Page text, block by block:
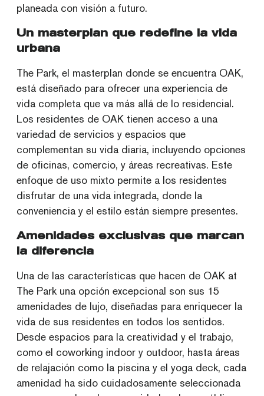
planeada con visión a futuro.
Un masterplan que redefine la vida
urbana
The Park, el masterplan donde se encuentra OAK,
está diseñado para ofrecer una experiencia de
vida completa que va más allá de lo residencial.
Los residentes de OAK tienen acceso a una
variedad de servicios y espacios que
complementan su vida diaria, incluyendo opciones
de oficinas, comercio, y áreas recreativas. Este
enfoque de uso mixto permite a los residentes
disfrutar de una vida integrada, donde la
conveniencia y el estilo están siempre presentes.
Amenidades exclusivas que marcan
la diferencia
Una de las características que hacen de OAK at
The Park una opción excepcional son sus 15
amenidades de lujo, diseñadas para enriquecer la
vida de sus residentes en todos los sentidos.
Desde espacios para la creatividad y el trabajo,
como el coworking indoor y outdoor, hasta áreas
de relajación como la piscina y el yoga deck, cada
amenidad ha sido cuidadosamente seleccionada